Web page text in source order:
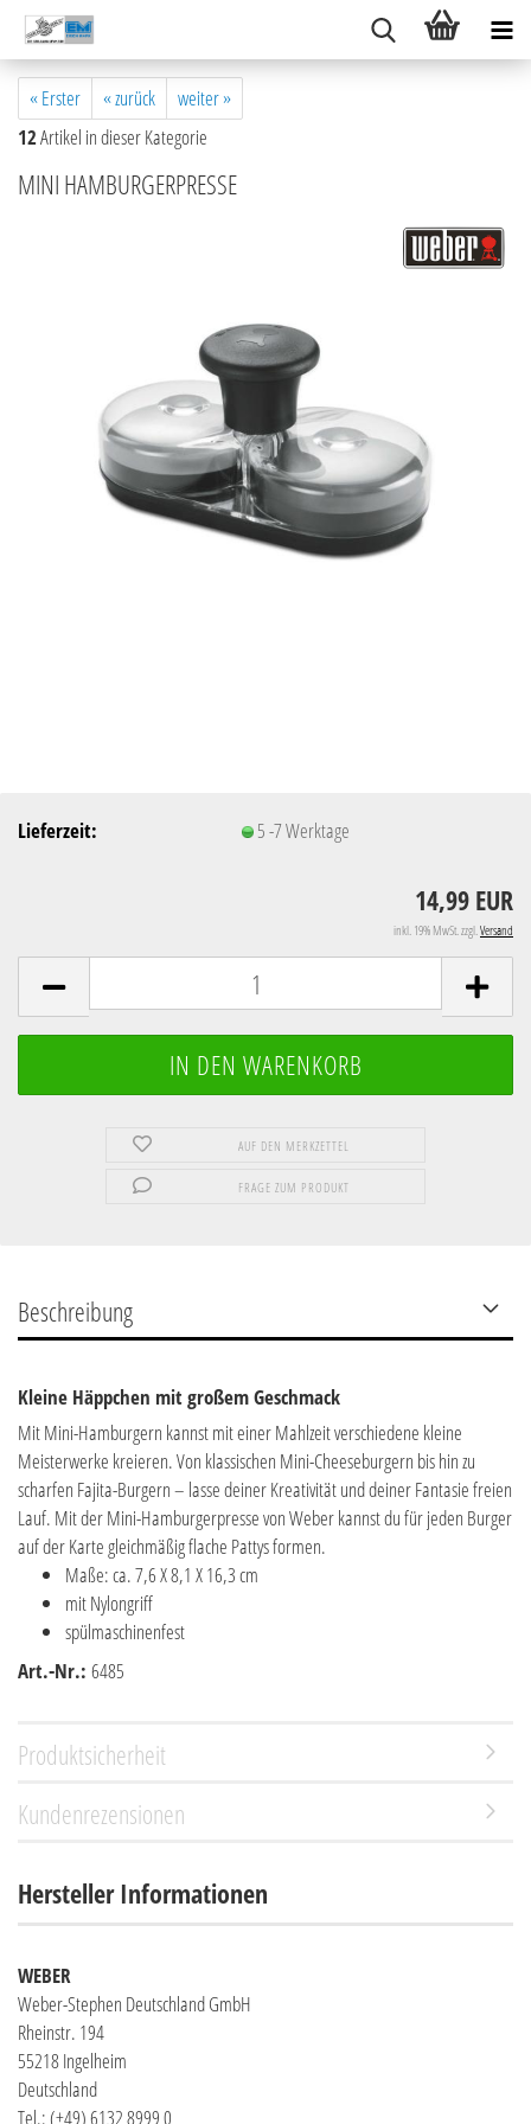
« Erster « zurück
weiter »
12Artikel in dieser Kategorie
MINI HAMBURGERPRESSE
Lieferzeit: 5 -7 Werktage
14,99 EUR
inkl. 19% MwSt. zzgl.Versand
AUF DEN MERKZETTEL
FRAGE ZUM PRODUKT
Beschreibung
Kleine Häppchen mit großem Geschmack
Mit Mini-Hamburgern kannst mit einer Mahlzeit verschiedene kleine
Meisterwerke kreieren. Von klassischen Mini-Cheeseburgern bis hin zu
scharfen Fajita-Burgern – lasse deiner Kreativität und deiner Fantasie freien
Lauf. Mit der Mini-Hamburgerpresse von Weber kannst du für jeden Burger
auf der Karte gleichmäßig flache Pattys formen.
Maße: ca. 7,6 X 8,1 X 16,3 cm
mit Nylongriff
spülmaschinenfest
Art.-Nr.: 6485
Produktsicherheit
Kundenrezensionen
Hersteller Informationen
WEBER
Weber-Stephen Deutschland GmbH
Rheinstr. 194
55218 Ingelheim
Deutschland
Tel.: (+49) 6132 8999 0